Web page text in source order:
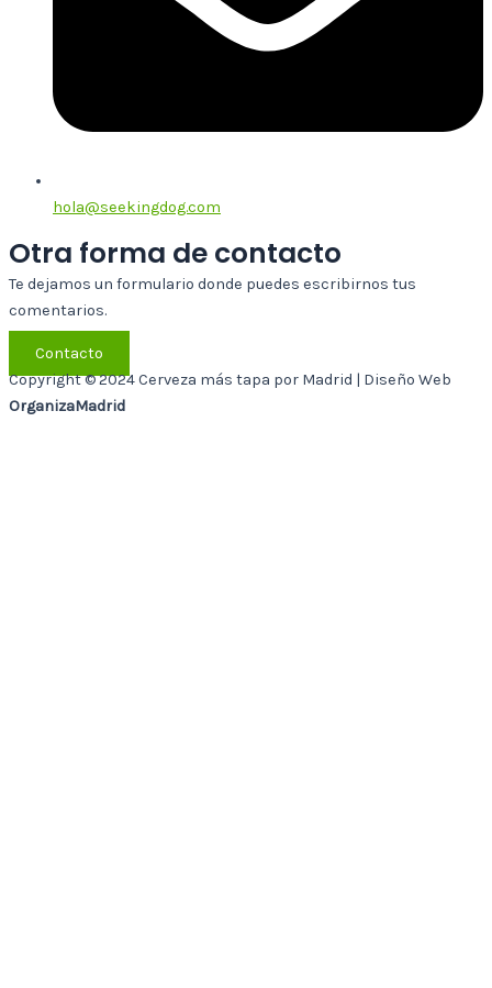
hola@seekingdog.com
Otra forma de contacto
Te dejamos un formulario donde puedes escribirnos tus
comentarios.
Contacto
Copyright © 2024 Cerveza más tapa por Madrid | Diseño Web
OrganizaMadrid